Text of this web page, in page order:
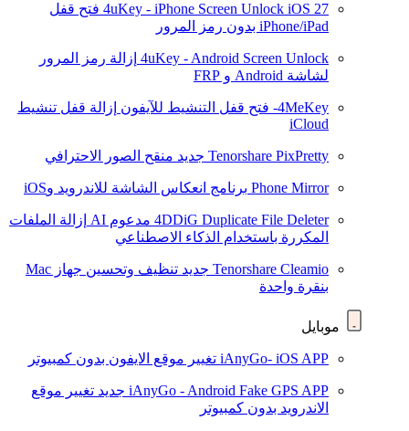
4uKey - iPhone Screen Unlock iOS 27
فتح قفل
iPhone/iPad بدون رمز المرور
4uKey - Android Screen Unlock إزالة رمز المرور
لشاشة Android و FRP
4MeKey- فتح قفل التنشيط للآيفون
إزالة قفل تنشيط
iCloud
Tenorshare PixPretty جديد منقح الصور الاحترافي
Phone Mirror برنامج انعكاس الشاشة للاندرويد وiOS
4DDiG Duplicate File Deleter مدعوم AI
إزالة الملفات
المكررة باستخدام الذكاء الاصطناعي
Tenorshare Cleamio جديد
تنظيف وتحسين جهاز Mac
بنقرة واحدة
موبايل
iAnyGo- iOS APP تغيير موقع الايفون بدون كمبيوتر
iAnyGo - Android Fake GPS APP جديد تغيير موقع
الاندرويد بدون كمبيوتر